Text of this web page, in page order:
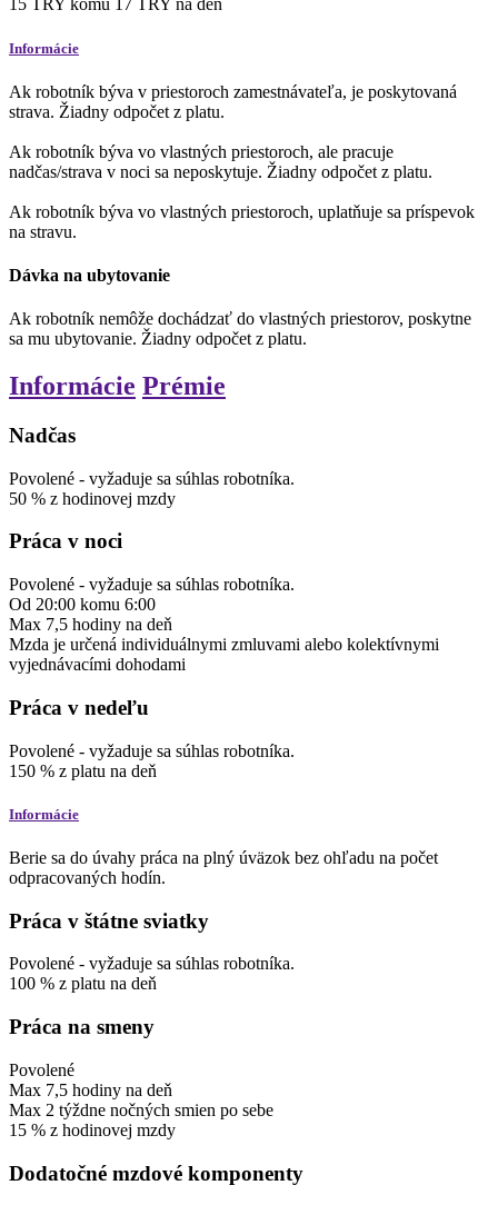
15 TRY komu 17 TRY na deň
Informácie
Ak robotník býva v priestoroch zamestnávateľa, je poskytovaná
strava. Žiadny odpočet z platu.
Ak robotník býva vo vlastných priestoroch, ale pracuje
nadčas/strava v noci sa neposkytuje. Žiadny odpočet z platu.
Ak robotník býva vo vlastných priestoroch, uplatňuje sa príspevok
na stravu.
Dávka na ubytovanie
Ak robotník nemôže dochádzať do vlastných priestorov, poskytne
sa mu ubytovanie. Žiadny odpočet z platu.
Informácie Prémie
Nadčas
Povolené - vyžaduje sa súhlas robotníka.
50 % z hodinovej mzdy
Práca v noci
Povolené - vyžaduje sa súhlas robotníka.
Od 20:00 komu 6:00
Max 7,5 hodiny na deň
Mzda je určená individuálnymi zmluvami alebo kolektívnymi
vyjednávacími dohodami
Práca v nedeľu
Povolené - vyžaduje sa súhlas robotníka.
150 % z platu na deň
Informácie
Berie sa do úvahy práca na plný úväzok bez ohľadu na počet
odpracovaných hodín.
Práca v štátne sviatky
Povolené - vyžaduje sa súhlas robotníka.
100 % z platu na deň
Práca na smeny
Povolené
Max 7,5 hodiny na deň
Max 2 týždne nočných smien po sebe
15 % z hodinovej mzdy
Dodatočné mzdové komponenty